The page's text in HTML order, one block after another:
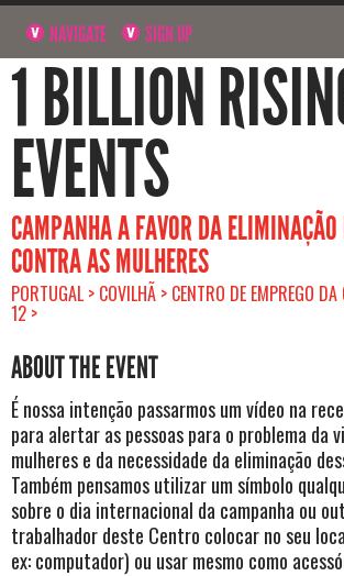
NAVIGATE SIGN UP
1 BILLION
EVENTS
CAMPANHA A FAVOR DA
CONTRA AS MULHERES
PORTUGAL > COVILHÃ > CENTRO DE EMPREGO
12 >
ABOUT THE EVENT
É nossa intenção passarmos um vídeo na
para alertar as pessoas para o problema da
mulheres e da necessidade da eliminação
Também pensamos utilizar um símbolo
sobre o dia internacional da campanha ou
trabalhador deste Centro colocar no seu
ex: computador) ou usar mesmo como